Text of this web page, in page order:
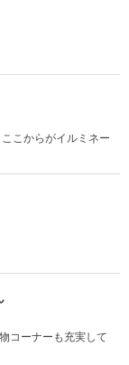
こからがイルミネー
コーナーも充実して